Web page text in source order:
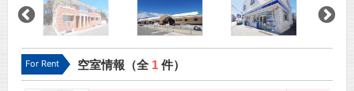
For Rent 空室情報（全 1件）